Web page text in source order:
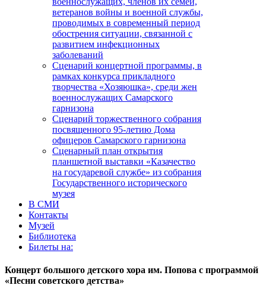
ветеранов войны и военной службы,
проводимых в современный период
обострения ситуации, связанной с
развитием инфекционных
заболеваний
Сценарий концертной программы, в
рамках конкурса прикладного
творчества «Хозяюшка», среди жен
военнослужащих Самарского
гарнизона
Сценарий торжественного собрания
посвященного 95-летию Дома
офицеров Самарского гарнизона
Сценарный план открытия
планшетной выставки «Казачество
на государевой службе» из собрания
Государственного исторического
музея
В СМИ
Контакты
Музей
Библиотека
Билеты на:
Концерт большого детского хора им. Попова с программой
«Песни советского детства»